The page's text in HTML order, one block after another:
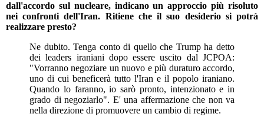
dall'accordo sul nucleare, indicano un approccio più risoluto
nei confronti dell'Iran. Ritiene che il suo desiderio si potrà
realizzare presto?
Ne dubito. Tenga conto di quello che Trump ha detto
dei leaders iraniani dopo essere uscito dal JCPOA:
"Vorranno negoziare un nuovo e più duraturo accordo,
uno di cui beneficerà tutto l'Iran e il popolo iraniano.
Quando lo faranno, io sarò pronto, intenzionato e in
grado di negoziarlo". E' una affermazione che non va
nella direzione di promuovere un cambio di regime.